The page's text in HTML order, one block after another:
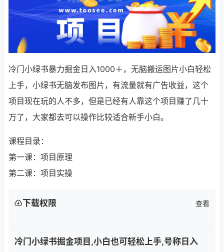
冷门小绿书暴力掘金日入1000＋，无脑搬运图片小白轻松
上手，小绿书无脑发布图片，有流量就有广告收益，这个
项目现在玩的人不多，但是已经有人靠这个项目赚了几十
万了，大家都去可以操作比较适合新手小白。
课程目录：
第一课：项目原理
第二课：项目实操
下载权限 查看
冷门小绿书掘金项目,小白也可轻松上手,号称日入